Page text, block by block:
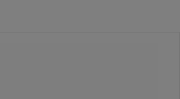
som räfspinnar,
Repossi, Stoll, SIP och